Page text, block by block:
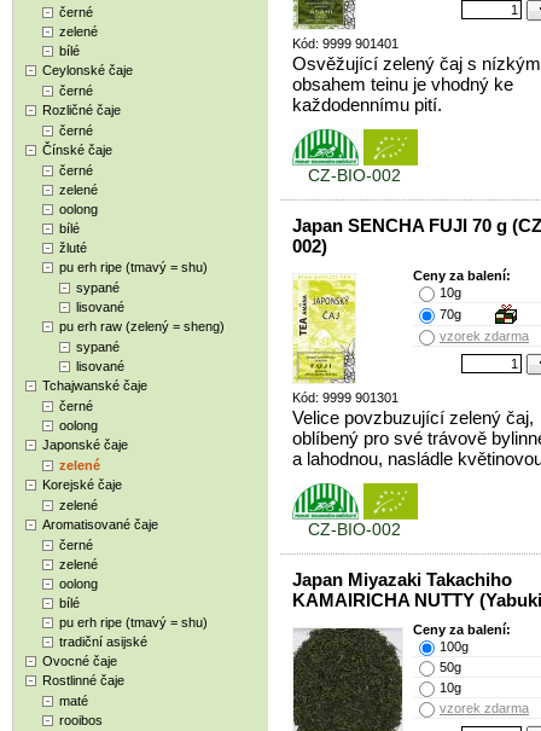
černé
zelené
bílé
Ceylonské čaje
černé
Rozličné čaje
černé
Čínské čaje
černé
zelené
oolong
bílé
žluté
pu erh ripe (tmavý = shu)
sypané
lisované
pu erh raw (zelený = sheng)
sypané
lisované
Tchajwanské čaje
černé
oolong
Japonské čaje
zelené
Korejské čaje
zelené
Aromatisované čaje
černé
zelené
oolong
bílé
pu erh ripe (tmavý = shu)
tradiční asijské
Ovocné čaje
Rostlinné čaje
maté
rooibos
Kód: 9999 901401
Osvěžující zelený čaj s nízkým
obsahem teinu je vhodný ke
každodennímu pití.
CZ-BIO-002
Japan SENCHA FUJI 70 g
002)
Kód: 9999 901301
Ceny za balení:
10g
70g
vzorek zdarma
Velice povzbuzující zelený čaj,
oblíbený pro své trávově
a lahodnou, nasládle
CZ-BIO-002
Japan Miyazaki Takachiho
KAMAIRICHA NUTTY
Ceny za balení:
100g
50g
10g
vzorek zdarma